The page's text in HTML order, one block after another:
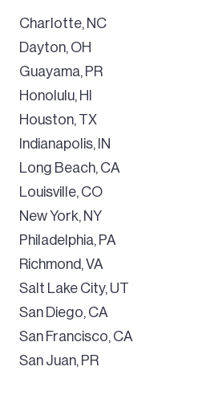
Charlotte, NC
Dayton, OH
Guayama, PR
Honolulu, HI
Houston, TX
Indianapolis, IN
Long Beach, CA
Louisville, CO
New York, NY
Philadelphia, PA
Richmond, VA
Salt Lake City, UT
San Diego, CA
San Francisco, CA
San Juan, PR